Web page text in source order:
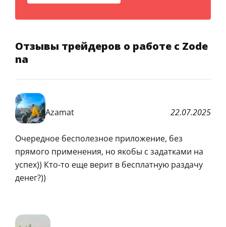
Отзывы трейдеров о работе с Zode
na
Azamat 22.07.2025
Очередное бесполезное приложение, без
прямого применения, но якобы с задатками на
успех)) Кто-то еще верит в бесплатную раздачу
денег?))